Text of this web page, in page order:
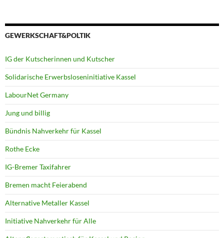
GEWERKSCHAFT&POLTIK
IG der Kutscherinnen und Kutscher
Solidarische Erwerbsloseninitiative Kassel
LabourNet Germany
Jung und billig
Bündnis Nahverkehr für Kassel
Rothe Ecke
IG-Bremer Taxifahrer
Bremen macht Feierabend
Alternative Metaller Kassel
Initiative Nahverkehr für Alle